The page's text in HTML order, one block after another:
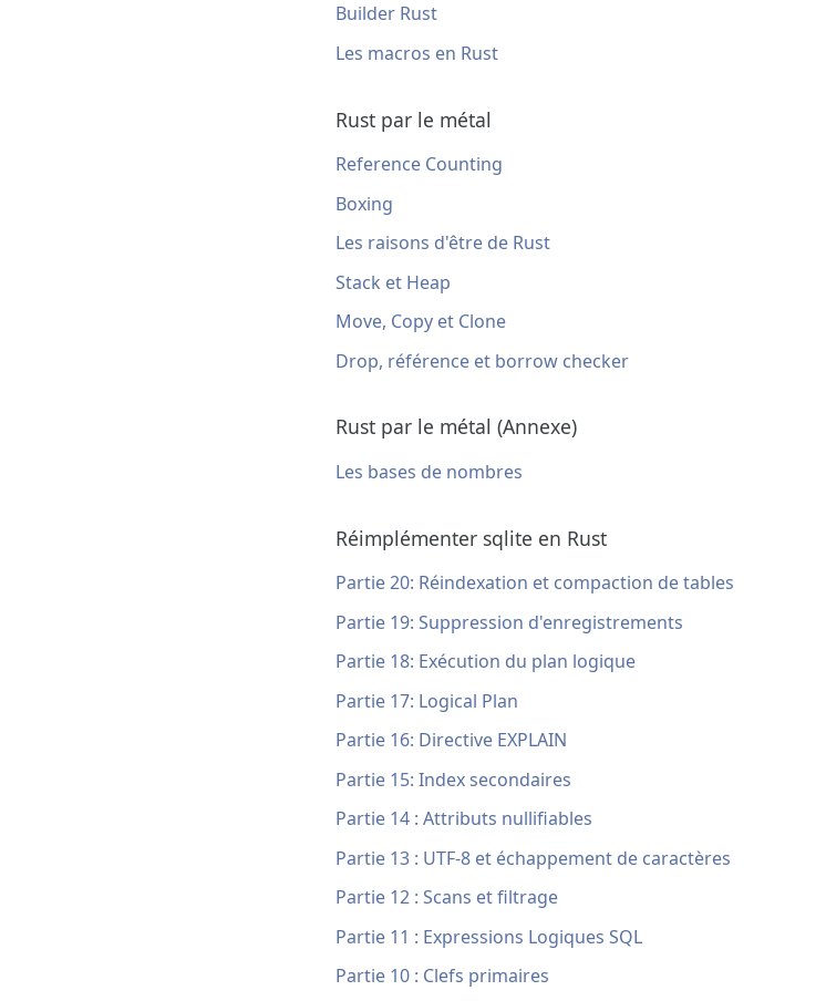
Builder Rust
Les macros en Rust
Rust par le métal
Reference Counting
Boxing
Les raisons d'être de Rust
Stack et Heap
Move, Copy et Clone
Drop, référence et borrow checker
Rust par le métal (Annexe)
Les bases de nombres
Réimplémenter sqlite en Rust
Partie 20: Réindexation et compaction de tables
Partie 19: Suppression d'enregistrements
Partie 18: Exécution du plan logique
Partie 17: Logical Plan
Partie 16: Directive EXPLAIN
Partie 15: Index secondaires
Partie 14 : Attributs nullifiables
Partie 13 : UTF-8 et échappement de caractères
Partie 12 : Scans et filtrage
Partie 11 : Expressions Logiques SQL
Partie 10 : Clefs primaires